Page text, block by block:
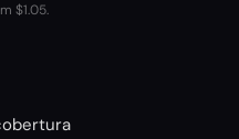
$1.05.